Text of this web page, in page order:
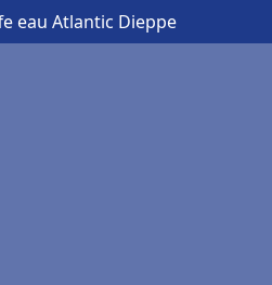
eau Atlantic Dieppe